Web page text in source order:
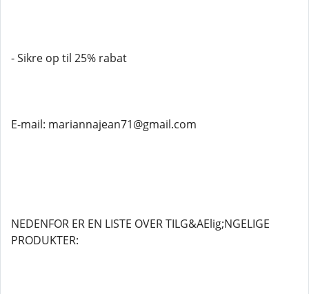
- Sikre op til 25% rabat
E-mail: mariannajean71@gmail.com
NEDENFOR ER EN LISTE OVER TILG&AElig;NGELIGE
PRODUKTER: